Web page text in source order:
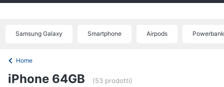
Samsung Galaxy Smartphone Airpods Powerbank
Home
iPhone 64GB (53 prodotti)